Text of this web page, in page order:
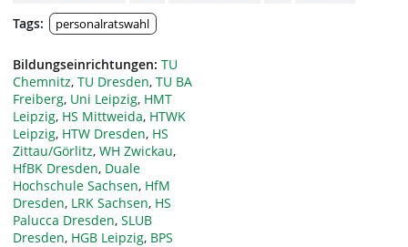
Tags: personalratswahl
Bildungseinrichtungen: TU
Chemnitz, TU Dresden, TU BA
Freiberg, Uni Leipzig, HMT
Leipzig, HS Mittweida, HTWK
Leipzig, HTW Dresden, HS
Zittau/Görlitz, WH Zwickau,
HfBK Dresden, Duale
Hochschule Sachsen, HfM
Dresden, LRK Sachsen, HS
Palucca Dresden, SLUB
Dresden, HGB Leipzig, BPS